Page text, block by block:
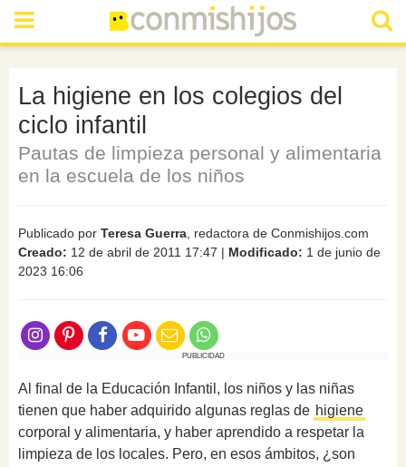
La higiene en los colegios del
ciclo infantil
Pautas de limpieza personal y alimentaria
en la escuela de los niños
Publicado por Teresa Guerra , redactora de Conmishijos.com
Creado: 12 de abril de 2011 17:47 | Modificado: 1 de junio de
2023 16:06
PUBLICIDAD
Al final de la Educación Infantil, los niños y las niñas
tienen que haber adquirido algunas reglas de higiene
corporal y alimentaria, y haber aprendido a respetar la
limpieza de los locales. Pero, en esos ámbitos, ¿son